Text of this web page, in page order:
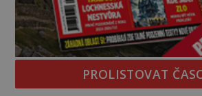
PROLISTOVAT